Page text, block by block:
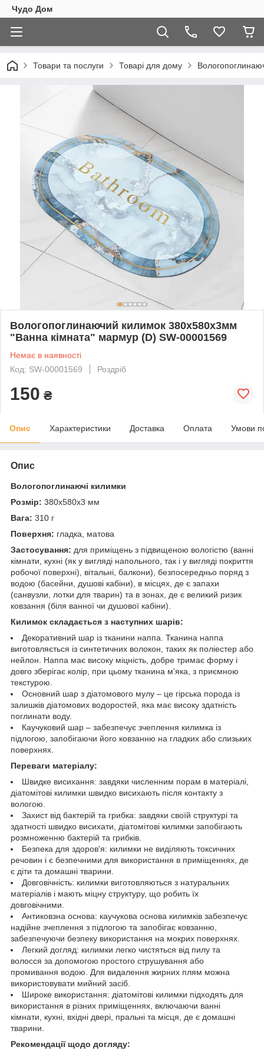
Чудо Дом
Товари та послуги Товарі для дому
Вологопоглинаючий килимок 380х580х3мм
"Ванна кімната" мармур (D) SW-00001569
Немає в наявності
Код: SW-00001569
Роздріб
150 ₴
Опис Характеристики Доставка Оплата Умови
Опис
Вологопоглинаючі килимки
Розмір: 380х580х3 мм
Вага: 310 г
Поверхня: гладка, матова
Застосування: для приміщень з підвищеною вологістю (ванні
кімнати, кухні (як у вигляді напольного, так і у вигляді покриття
робочої поверхні), вітальні, балкони), безпосередньо поряд з
водою (басейни, душові кабіни), в місцях, де є запахи
(санвузли, лотки для тварин) та в зонах, де є великий ризик
ковзання (біля ванної чи душової кабіни).
Килимок складається з наступних шарів:
Декоративний шар із тканини наппа. Тканина наппа
виготовляється із синтетичних волокон, таких як поліестер або
нейлон. Наппа має високу міцність, добре тримає форму і
довго зберігає колір, при цьому тканина м'яка, з приємною
текстурою.
Основний шар з діатомового мулу – це гірська порода із
залишків діатомових водоростей, яка має високу здатність
поглинати воду.
Каучуковий шар – забезпечує зчеплення килимка із
підлогою, запобігаючи його ковзанню на гладких або слизьких
поверхнях.
Переваги матеріалу:
Швидке висихання: завдяки численним порам в матеріалі,
діатомітові килимки швидко висихають після контакту з
вологою.
Захист від бактерій та грибка: завдяки своїй структурі та
здатності швидко висихати, діатомітові килимки запобігають
розмноженню бактерій та грибків.
Безпека для здоров'я: килимки не виділяють токсичних
речовин і є безпечними для використання в приміщеннях, де
є діти та домашні тварини.
Довговічність: килимки виготовляються з натуральних
матеріалів і мають міцну структуру, що робить їх
довговічними.
Антиковзна основа: каучукова основа килимків забезпечує
надійне зчеплення з підлогою та запобігає ковзанню,
забезпечуючи безпеку використання на мокрих поверхнях.
Легкий догляд: килимки легко чистяться від пилу та
волосся за допомогою простого струшування або
промивання водою. Для видалення жирних плям можна
використовувати мийний засіб.
Широке використання: діатомітові килимки підходять для
використання в різних приміщеннях, включаючи ванні
кімнати, кухні, вхідні двері, пральні та місця, де є домашні
тварини.
Рекомендації щодо догляду: